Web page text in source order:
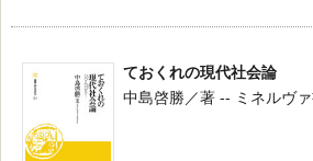
ておくれの現代社会論
中島啓勝／著 -- ミネルヴ